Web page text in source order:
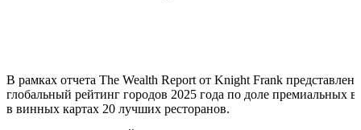
В рамках отчета The Wealth Report от Knight Frank представлен
глобальный рейтинг городов 2025 года по доле премиальных
в винных картах 20 лучших ресторанов.